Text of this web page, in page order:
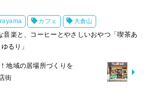
カフェ 大倉山
音楽と、コーヒーとやさしいおやつ「喫茶あ
るり」
地域の居場所づくりを
街